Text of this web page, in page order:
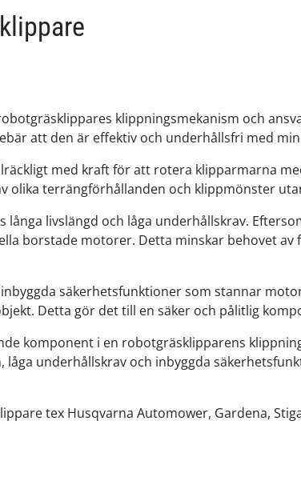
klippningsmekanism och
att den är effektiv och underhållsfri med
med kraft för att rotera klipparmarna
olika terrängförhållanden och klippmönster
livslängd och låga underhållskrav.
borstade motorer. Detta minskar behovet
säkerhetsfunktioner som stannar
Detta gör det till en säker och pålitlig
komponent i en robotgräsklipparens
låga underhållskrav och inbyggda
tex Husqvarna Automower, Gardena,